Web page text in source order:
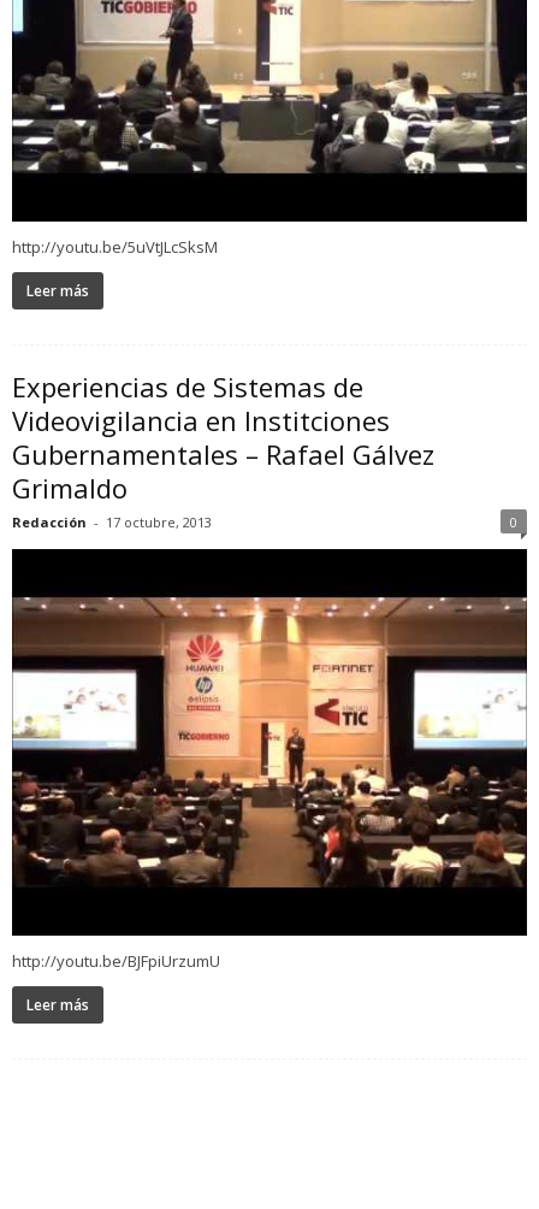
http://youtu.be/5uVtJLcSksM
Leer más
Experiencias de Sistemas de
Videovigilancia en Institciones
Gubernamentales – Rafael Gálvez
Grimaldo
Redacción - 17 octubre, 2013 0
http://youtu.be/BJFpiUrzumU
Leer más